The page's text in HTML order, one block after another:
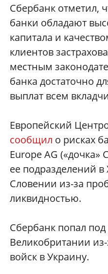
Сбербанк отметил,
банки обладают
капитала и
клиентов
местным
банка достаточно
выплат всем
Европейский
сообщил о рисках
Europe AG («дочка»
ее подразделений в
Словении из-за
ликвидностью.
Сбербанк попал
Великобритании
войск в Украину.